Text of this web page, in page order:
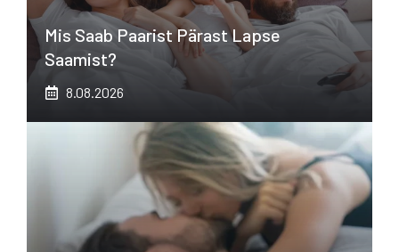
Mis Saab Paarist Pärast Lapse
Saamist?
8.08.2026